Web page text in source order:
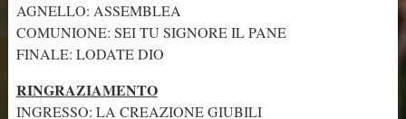
AGNELLO: ASSEMBLEA
COMUNIONE: SEI TU SIGNORE IL PANE
FINALE: LODATE DIO
RINGRAZIAMENTO
INGRESSO: LA CREAZIONE GIUBILI